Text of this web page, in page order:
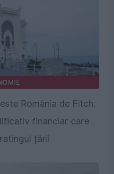
România de Fitch.
financiar care
țării